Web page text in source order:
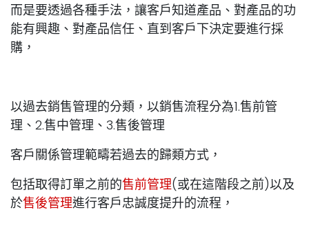
而是要透過各種手法，讓客戶知道產品、對產品的功
能有興趣、對產品信任、直到客戶下決定要進行採
購，
以過去銷售管理的分類，以銷售流程分為1.售前管
理、2.售中管理、3.售後管理
客戶關係管理範疇若過去的歸類方式，
包括取得訂單之前的售前管理(或在這階段之前)以及
於售後管理進行客戶忠誠度提升的流程，